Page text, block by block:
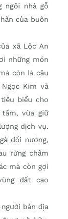
ngôi nhà gỗ
của buôn
xã Lộc An
những món
còn là câu
Kim và
biểu cho
vừa giữ
dịch vụ.
đồi nướng,
rừng chấm
mà còn gợi
đất cao
bản địa